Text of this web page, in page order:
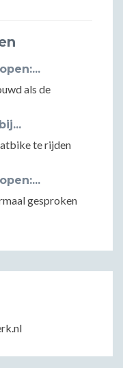
als de
te rijden
gesproken